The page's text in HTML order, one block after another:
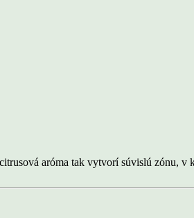
aróma tak vytvorí súvislú zónu, v